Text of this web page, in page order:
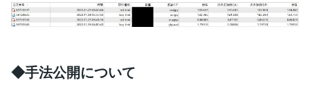
◆手法公開について